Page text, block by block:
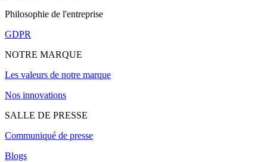
Philosophie de l'entreprise
GDPR
NOTRE MARQUE
Les valeurs de notre marque
Nos innovations
SALLE DE PRESSE
Communiqué de presse
Blogs